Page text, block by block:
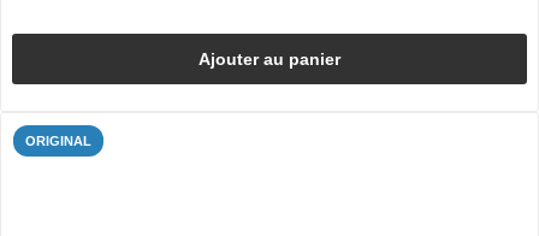
Ajouter au panier
ORIGINAL